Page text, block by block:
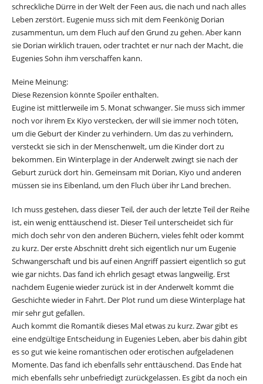
schreckliche Dürre in der Welt der Feen aus, die nach und nach alles
Leben zerstört. Eugenie muss sich mit dem Feenkönig Dorian
zusammentun, um dem Fluch auf den Grund zu gehen. Aber kann
sie Dorian wirklich trauen, oder trachtet er nur nach der Macht, die
Eugenies Sohn ihm verschaffen kann.
Meine Meinung:
Diese Rezension könnte Spoiler enthalten.
Eugine ist mittlerweile im 5. Monat schwanger. Sie muss sich immer
noch vor ihrem Ex Kiyo verstecken, der will sie immer noch töten,
um die Geburt der Kinder zu verhindern. Um das zu verhindern,
versteckt sie sich in der Menschenwelt, um die Kinder dort zu
bekommen. Ein Winterplage in der Anderwelt zwingt sie nach der
Geburt zurück dort hin. Gemeinsam mit Dorian, Kiyo und anderen
müssen sie ins Eibenland, um den Fluch über ihr Land brechen.
Ich muss gestehen, dass dieser Teil, der auch der letzte Teil der Reihe
ist, ein wenig enttäuschend ist. Dieser Teil unterscheidet sich für
mich doch sehr von den anderen Büchern, vieles fehlt oder kommt
zu kurz. Der erste Abschnitt dreht sich eigentlich nur um Eugenie
Schwangerschaft und bis auf einen Angriff passiert eigentlich so gut
wie gar nichts. Das fand ich ehrlich gesagt etwas langweilig. Erst
nachdem Eugenie wieder zurück ist in der Anderwelt kommt die
Geschichte wieder in Fahrt. Der Plot rund um diese Winterplage hat
mir sehr gut gefallen.
Auch kommt die Romantik dieses Mal etwas zu kurz. Zwar gibt es
eine endgültige Entscheidung in Eugenies Leben, aber bis dahin gibt
es so gut wie keine romantischen oder erotischen aufgeladenen
Momente. Das fand ich ebenfalls sehr enttäuschend. Das Ende hat
mich ebenfalls sehr unbefriedigt zurückgelassen. Es gibt da noch ein